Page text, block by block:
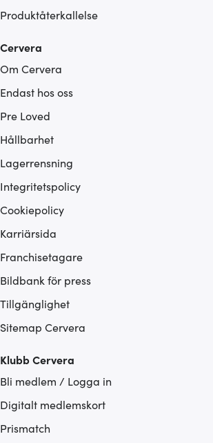
Produktåterkallelse
Cervera
Om Cervera
Endast hos oss
Pre Loved
Hållbarhet
Lagerrensning
Integritetspolicy
Cookiepolicy
Karriärsida
Franchisetagare
Bildbank för press
Tillgänglighet
Sitemap Cervera
Klubb Cervera
Bli medlem / Logga in
Digitalt medlemskort
Prismatch